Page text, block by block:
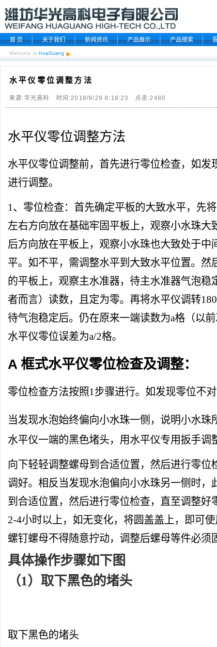
首 页 关于我们 新闻资讯 产品展示 产品搜索
水平仪零位调整方法
来源:华光高科 时间:2018/9/29 8:18:23 点击:2480
水平仪零位调整方法
水平仪零位调整前，首先进行零位检查，如发
进行调整。
1、零位检查：首先确定平板的大致水平，先
左右方向放在基础牢固平板上，观察小水珠大
后方向放在平板上，观察小水珠也大致处于中
平。如不平，需调整水平到大致水平位置。然
的平板上，观察主水准器，待主水准器气泡稳
者而言）读数，且定为零。再将水平仪调转
待气泡稳定后。仍在原来一端读数为a格（以
水平仪零位误差为a/2格。
A 框式水平仪零位检查及调整：
零位检查方法按照1步骤进行。如发现零位不
当发现水泡始终偏向小水珠一侧，说明小水珠
水平仪一端的黑色堵头，用水平仪专用扳手调
向下轻轻调整螺母到合适位置，然后进行零位
调好。相反当发现水泡偏向小水珠另一侧时，
到合适位置，然后进行零位检查，直至调整好
2-4小时以上，如无变化，将圆盖盖上，即可
螺钉螺母不得随意拧动，调整后螺母等件必须
具体操作步骤如下图
（1）取下黑色的堵头
取下黑色的堵头